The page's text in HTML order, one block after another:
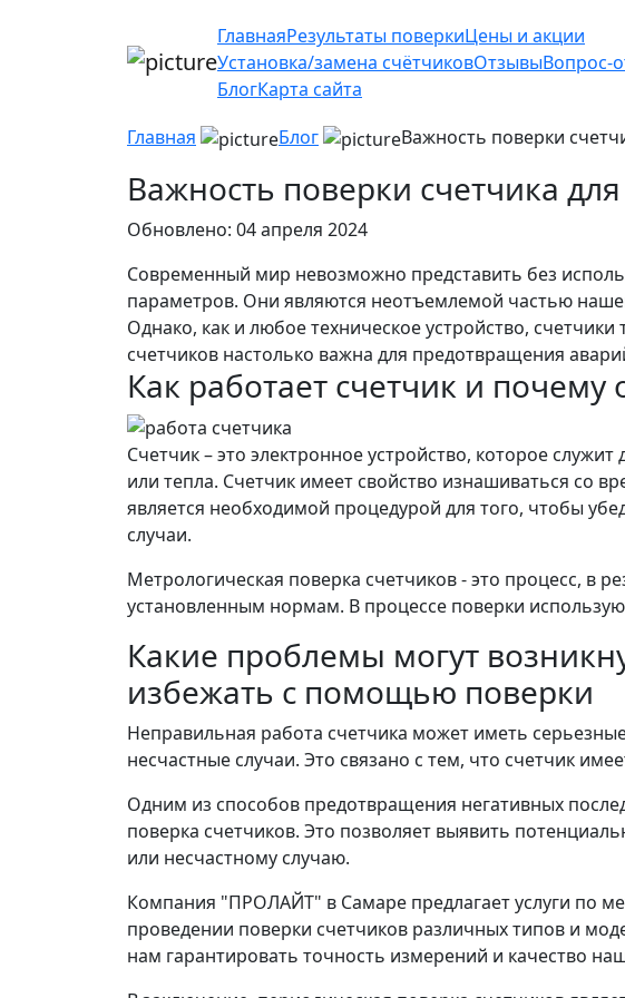
ГлавнаяРезультаты поверкиЦены и акции
Установка/замена счётчиковОтзывыВопрос-
БлогКарта сайта
Главная Блог Важность поверки
Важность поверки счетчика
Обновлено: 04 апреля 2024
Современный мир невозможно представить без
параметров. Они являются неотъемлемой частью
Однако, как и любое техническое устройство,
счетчиков настолько важна для предотвращения
Как работает счетчик и почему
Счетчик – это электронное устройство, которое
или тепла. Счетчик имеет свойство изнашиваться со
является необходимой процедурой для того, чтобы
случаи.
Метрологическая поверка счетчиков - это процесс, в
установленным нормам. В процессе поверки
Какие проблемы могут
избежать с помощью поверки
Неправильная работа счетчика может иметь
несчастные случаи. Это связано с тем, что счетчик
Одним из способов предотвращения негативных
поверка счетчиков. Это позволяет выявить
или несчастному случаю.
Компания "ПРОЛАЙТ" в Самаре предлагает услуги по
проведении поверки счетчиков различных типов и
нам гарантировать точность измерений и качество